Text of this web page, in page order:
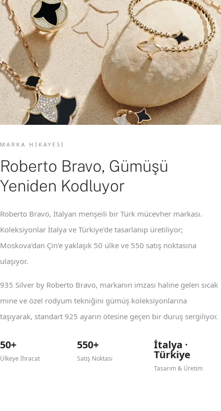
MARKA HIKAYESI
Roberto Bravo, Gümüşü
Yeniden Kodluyor
Roberto Bravo, İtalyan menşeili bir Türk mücevher markası.
Koleksiyonlar İtalya ve Türkiye'de tasarlanıp üretiliyor;
Moskova'dan Çin'e yaklaşık 50 ülke ve 550 satış noktasına
ulaşıyor.
935 Silver by Roberto Bravo, markanın imzası haline gelen sıcak
mine ve özel rodyum tekniğini gümüş koleksiyonlarına
taşıyarak, standart 925 ayarın ötesine geçen bir duruş sergiliyor.
50+
Ülkeye İhracat
550+
Satış Noktası
İtalya ·
Türkiye
Tasarım & Üretim